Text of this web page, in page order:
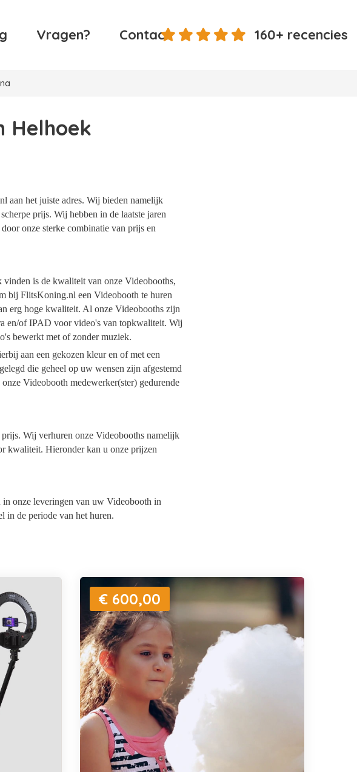
Vragen? Contact 160+ recencies
Helhoek
aan het juiste adres. Wij bieden namelijk
prijs. Wij hebben in de laatste jaren
onze sterke combinatie van prijs en
is de kwaliteit van onze Videobooths,
bij FlitsKoning.nl een Videobooth te huren
erg hoge kwaliteit. Al onze Videobooths zijn
en/of IPAD voor video's van topkwaliteit. Wij
bewerkt met of zonder muziek.
aan een gekozen kleur en of met een
die geheel op uw wensen zijn afgestemd
Videobooth medewerker(ster) gedurende
Wij verhuren onze Videobooths namelijk
kwaliteit. Hieronder kan u onze prijzen
onze leveringen van uw Videobooth in
in de periode van het huren.
€ 600,00